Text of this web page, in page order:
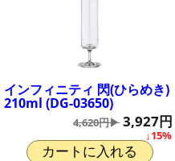
インフィニティ 閃(ひらめき)
210ml (DG-03650)
↓15%
4,620円▶ 3,927円
カートに入れる